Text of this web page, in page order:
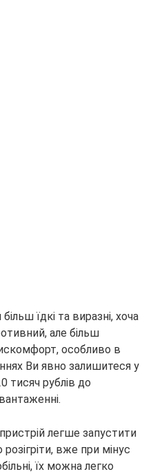
їдкі та виразні, хоча
але більш
особливо в
Ви явно залишитеся у
тисяч рублів до
легше запустити
вже при мінус
їх можна легко